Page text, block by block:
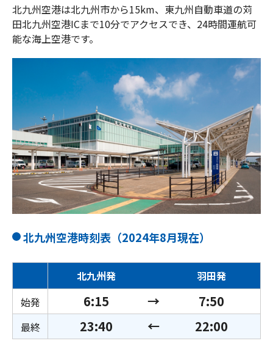
北九州空港は北九州市から15km、東九州自動車道の苅
田北九州空港ICまで10分でアクセスでき、24時間運航可
能な海上空港です。
北九州空港時刻表（2024年8月現在）
北九州発
羽田発
始発
6:15 → 7:50
最終 23:40 ← 22:00